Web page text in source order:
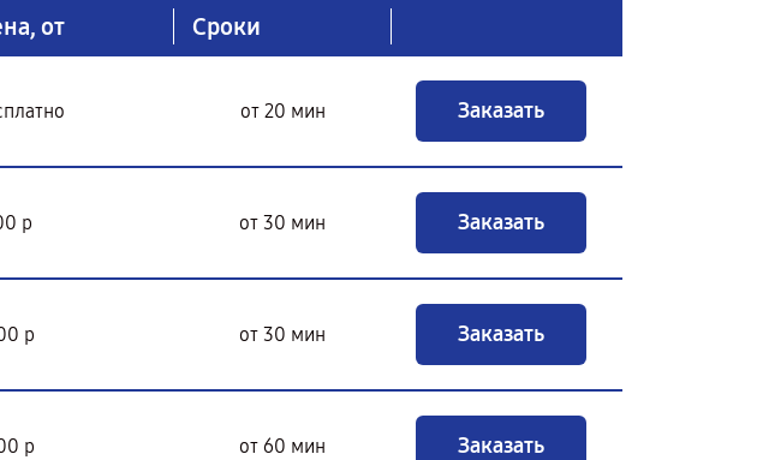
от Сроки
от 20 мин Заказать
р от 30 мин Заказать
р от 30 мин Заказать
р от 60 мин Заказать